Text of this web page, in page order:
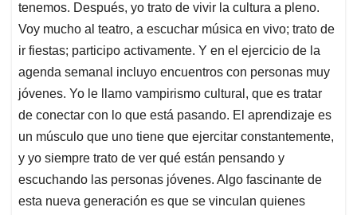
tenemos. Después, yo trato de vivir la cultura a pleno.
Voy mucho al teatro, a escuchar música en vivo; trato de
ir fiestas; participo activamente. Y en el ejercicio de la
agenda semanal incluyo encuentros con personas muy
jóvenes. Yo le llamo vampirismo cultural, que es tratar
de conectar con lo que está pasando. El aprendizaje es
un músculo que uno tiene que ejercitar constantemente,
y yo siempre trato de ver qué están pensando y
escuchando las personas jóvenes. Algo fascinante de
esta nueva generación es que se vinculan quienes